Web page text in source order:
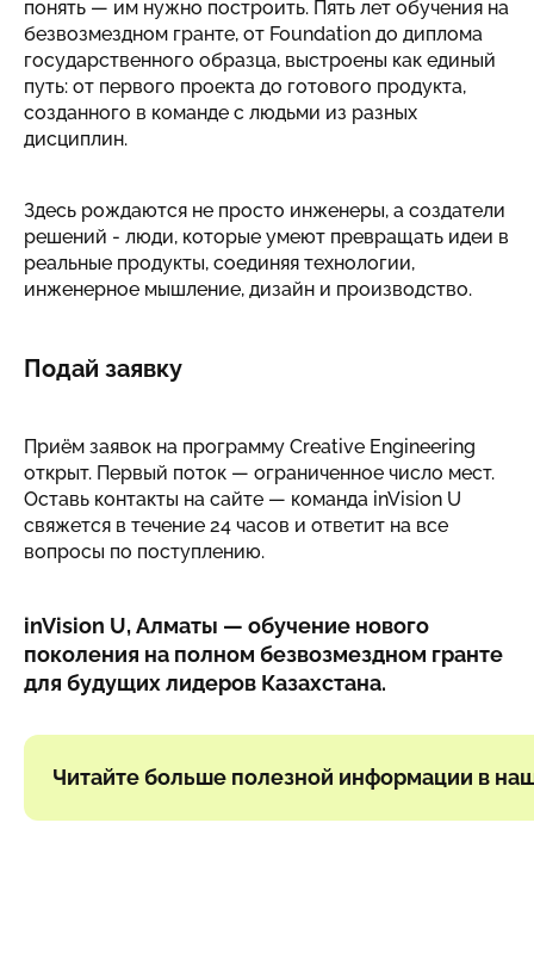
понять — им нужно построить. Пять лет обучения на
безвозмездном гранте, от Foundation до диплома
государственного образца, выстроены как единый
путь: от первого проекта до готового продукта,
созданного в команде с людьми из разных
дисциплин.
Здесь рождаются не просто инженеры, а создатели
решений - люди, которые умеют превращать идеи в
реальные продукты, соединяя технологии,
инженерное мышление, дизайн и производство.
Подай заявку
Приём заявок на программу Creative Engineering
открыт. Первый поток — ограниченное число мест.
Оставь контакты на сайте — команда inVision U
свяжется в течение 24 часов и ответит на все
вопросы по поступлению.
inVision U, Алматы — обучение нового
поколения на полном безвозмездном гранте
для будущих лидеров Казахстана.
‍Читайте больше полезной информации в